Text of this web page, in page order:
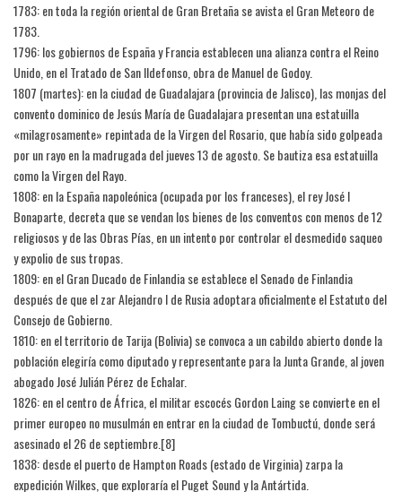
1783: en toda la región oriental de Gran Bretaña se avista el Gran Meteoro de
1783.
1796: los gobiernos de España y Francia establecen una alianza contra el Reino
Unido, en el Tratado de San Ildefonso, obra de Manuel de Godoy.
1807 (martes): en la ciudad de Guadalajara (provincia de Jalisco), las monjas del
convento dominico de Jesús María de Guadalajara presentan una estatuilla
«milagrosamente» repintada de la Virgen del Rosario, que había sido golpeada
por un rayo en la madrugada del jueves 13 de agosto. Se bautiza esa estatuilla
como la Virgen del Rayo.
1808: en la España napoleónica (ocupada por los franceses), el rey José I
Bonaparte, decreta que se vendan los bienes de los conventos con menos de 12
religiosos y de las Obras Pías, en un intento por controlar el desmedido saqueo
y expolio de sus tropas.
1809: en el Gran Ducado de Finlandia se establece el Senado de Finlandia
después de que el zar Alejandro I de Rusia adoptara oficialmente el Estatuto del
Consejo de Gobierno.
1810: en el territorio de Tarija (Bolivia) se convoca a un cabildo abierto donde la
población elegiría como diputado y representante para la Junta Grande, al joven
abogado José Julián Pérez de Echalar.
1826: en el centro de África, el militar escocés Gordon Laing se convierte en el
primer europeo no musulmán en entrar en la ciudad de Tombuctú, donde será
asesinado el 26 de septiembre.[8]​
1838: desde el puerto de Hampton Roads (estado de Virginia) zarpa la
expedición Wilkes, que exploraría el Puget Sound y la Antártida.